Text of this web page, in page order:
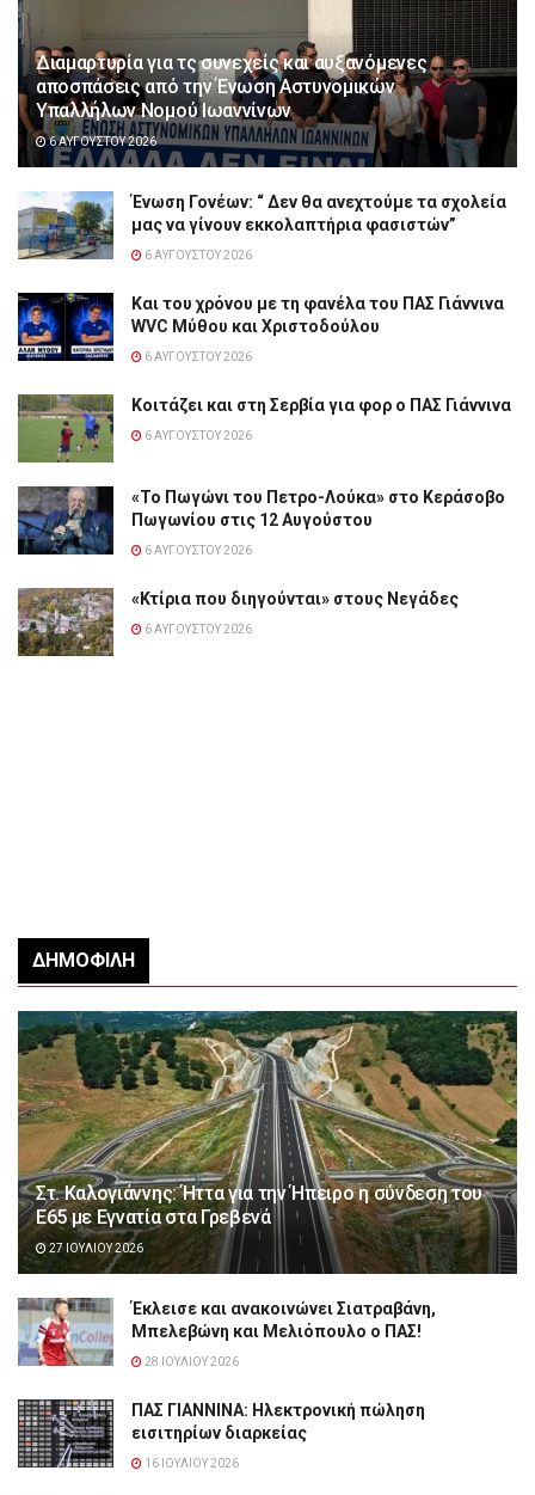
Διαμαρτυρία για τς συνεχείς και αυξανόμενες
αποσπάσεις από την Ένωση Αστυνομικών
Υπαλλήλων Νομού Ιωαννίνων
6 ΑΥΓΟΎΣΤΟΥ 2026
Ένωση Γονέων: “ Δεν θα ανεχτούμε τα σχολεία
μας να γίνουν εκκολαπτήρια φασιστών”
6 ΑΥΓΟΎΣΤΟΥ 2026
Και του χρόνου με τη φανέλα του ΠΑΣ Γιάννινα
WVC Μύθου και Χριστοδούλου
6 ΑΥΓΟΎΣΤΟΥ 2026
Κοιτάζει και στη Σερβία για φορ ο ΠΑΣ Γιάννινα
6 ΑΥΓΟΎΣΤΟΥ 2026
«Το Πωγώνι του Πετρο-Λούκα» στο Κεράσοβο
Πωγωνίου στις 12 Αυγούστου
6 ΑΥΓΟΎΣΤΟΥ 2026
«Κτίρια που διηγούνται» στους Νεγάδες
6 ΑΥΓΟΎΣΤΟΥ 2026
ΔΗΜΟΦΙΛΉ
Στ. Καλογιάννης: Ήττα για την Ήπειρο η σύνδεση του
Ε65 με Εγνατία στα Γρεβενά
27 ΙΟΥΛΊΟΥ 2026
Έκλεισε και ανακοινώνει Σιατραβάνη,
Μπελεβώνη και Μελιόπουλο ο ΠΑΣ!
28 ΙΟΥΛΊΟΥ 2026
ΠΑΣ ΓΙΑΝΝΙΝΑ: Hλεκτρονική πώληση
εισιτηρίων διαρκείας
16 ΙΟΥΛΊΟΥ 2026